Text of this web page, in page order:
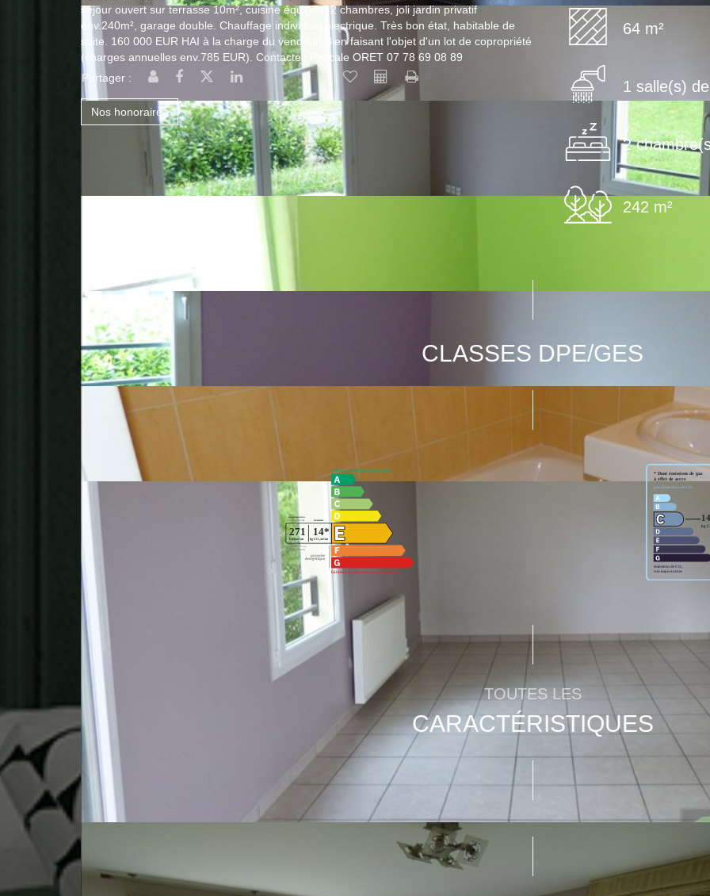
séjour ouvert sur terrasse 10m², cuisine équipée, 2 chambres, joli jardin privatif
env.240m², garage double. Chauffage individuel électrique. Très bon état, habitable de
suite. 160 000 EUR HAI à la charge du vendeur. Bien faisant l'objet d'un lot de copropriété
(charges annuelles env.785 EUR). Contactez Pascale ORET 07 78 69 08 89
Partager :
Nos honoraires
64 m²
1 salle(s)
2
242 m²
CLASSES DPE/GES
TOUTES LES
CARACTÉRISTIQUES